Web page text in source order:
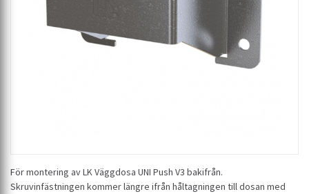
För montering av LK Väggdosa UNI Push V3 bakifrån.
Skruvinfästningen kommer längre ifrån håltagningen till dosan med